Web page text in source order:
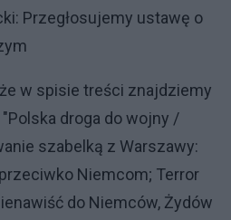
Przegłosujemy ustawę o
w spisie treści znajdziemy
droga do wojny /
szabelką z Warszawy:
Niemcom; Terror
do Niemców, Żydów